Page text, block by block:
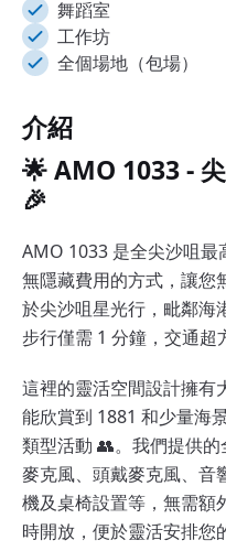
舞蹈室
工作坊
全個場地（包場）
介紹
🌟 AMO 1033 -
🎉
AMO 1033 是全尖沙咀最
無隱藏費用的方式，讓您
於尖沙咀星光行，毗鄰海
步行僅需 1 分鐘，交通超
這裡的靈活空間設計擁有
能欣賞到 1881 和少量海
類型活動 👥。我們提供
麥克風、頭戴麥克風、
機及桌椅設置等，無需額
時開放，便於靈活安排您